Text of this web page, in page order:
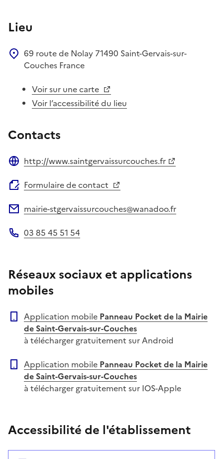
Lieu
69 route de Nolay 71490 Saint-Gervais-sur-
Couches France
Voir sur une carte
Voir l’accessibilité du lieu
Contacts
http://www.saintgervaissurcouches.fr
Formulaire de contact
mairie-stgervaissurcouches@wanadoo.fr
03 85 45 51 54
Réseaux sociaux et applications
mobiles
Application mobile Panneau Pocket de la Mairie
de Saint-Gervais-sur-Couches
à télécharger gratuitement sur Android
Application mobile Panneau Pocket de la Mairie
de Saint-Gervais-sur-Couches
à télécharger gratuitement sur IOS-Apple
Accessibilité de l'établissement